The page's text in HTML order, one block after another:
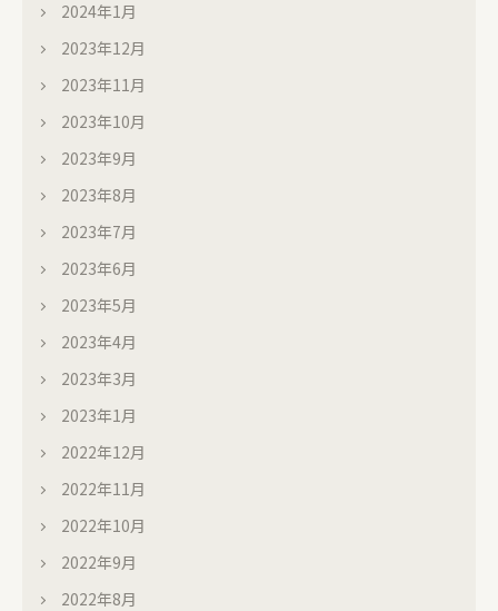
2024年1月
2023年12月
2023年11月
2023年10月
2023年9月
2023年8月
2023年7月
2023年6月
2023年5月
2023年4月
2023年3月
2023年1月
2022年12月
2022年11月
2022年10月
2022年9月
2022年8月